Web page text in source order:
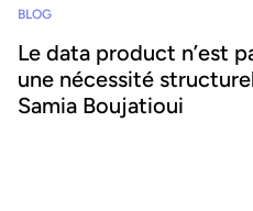
BLOG
Le data product n’est
une nécessité
Samia Boujatioui